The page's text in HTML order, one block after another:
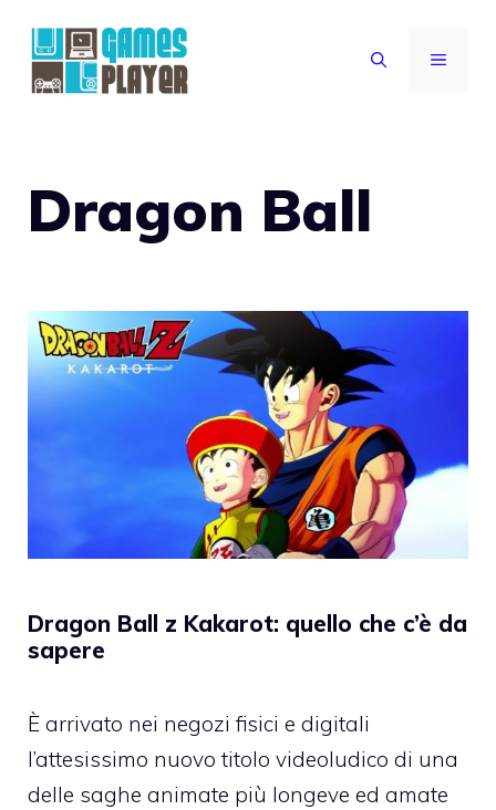
contenuto
MENU
Dragon Ball
Dragon Ball z Kakarot: quello che c’è da
sapere
È arrivato nei negozi fisici e digitali
l’attesissimo nuovo titolo videoludico di una
delle saghe animate più longeve ed amate